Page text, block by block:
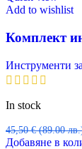
Add to wishlist
Комплект
Инструменти
In stock
45,50€ (89.00
Добавяне в